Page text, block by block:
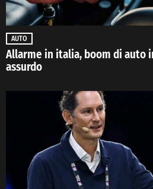
AUTO
Allarme in italia, boom di auto
assurdo